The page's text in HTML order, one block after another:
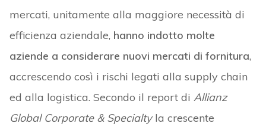
mercati, unitamente alla maggiore necessità di
efficienza aziendale, hanno indotto molte
aziende a considerare nuovi mercati di fornitura,
accrescendo così i rischi legati alla supply chain
ed alla logistica. Secondo il report di Allianz
Global Corporate & Specialtyla crescente